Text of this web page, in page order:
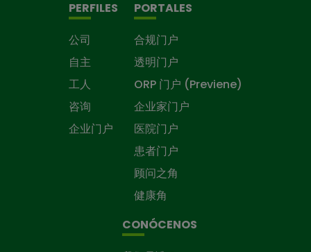
PERFILES
公司
自主
工人
咨询
企业门户
PORTALES
合规门户
透明门户
ORP 门户 (Previene)
企业家门户
医院门户
患者门户
顾问之角
健康角
CONÓCENOS